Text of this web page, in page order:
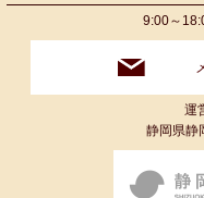
9:00～
運
静岡県静